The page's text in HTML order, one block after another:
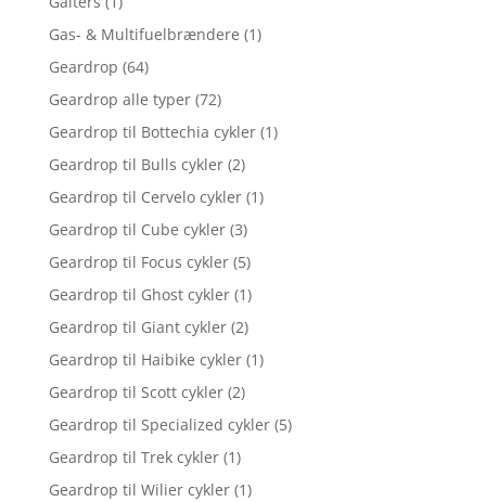
Gas- & Multifuelbrændere (1)
Geardrop (64)
Geardrop alle typer (72)
Geardrop til Bottechia cykler (1)
Geardrop til Bulls cykler (2)
Geardrop til Cervelo cykler (1)
Geardrop til Cube cykler (3)
Geardrop til Focus cykler (5)
Geardrop til Ghost cykler (1)
Geardrop til Giant cykler (2)
Geardrop til Haibike cykler (1)
Geardrop til Scott cykler (2)
Geardrop til Specialized cykler (5)
Geardrop til Trek cykler (1)
Geardrop til Wilier cykler (1)